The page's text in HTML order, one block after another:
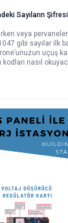
Sayıların
veya
gibi sayılar ilk
uçuş
nasıl
sağlam bir